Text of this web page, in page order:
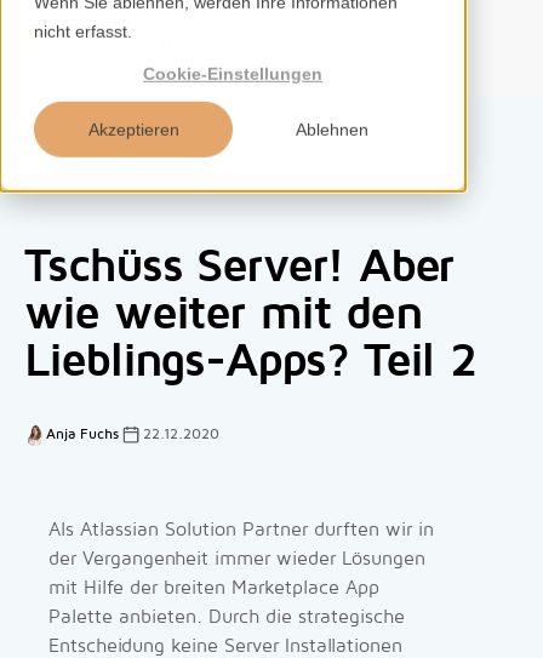
nicht erfasst.
Cookie-Einstellungen
Akzeptieren Ablehnen
Services
Kompetenzen
Über uns
Tschüss Server! Aber
wie weiter mit den
Lieblings-Apps? Teil 2
Anja Fuchs 22.12.2020
Als Atlassian Solution Partner durften wir in
der Vergangenheit immer wieder Lösungen
mit Hilfe der breiten Marketplace App
Palette anbieten. Durch die strategische
Entscheidung keine Server Installationen